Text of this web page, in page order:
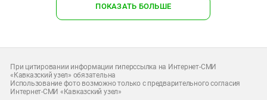
ПОКАЗАТЬ БОЛЬШЕ
При цитировании информации гиперссылка на Интернет-СМИ
«Кавказский узел» обязательна
Использование фото возможно только с предварительного согласия
Интернет-СМИ «Кавказский узел»